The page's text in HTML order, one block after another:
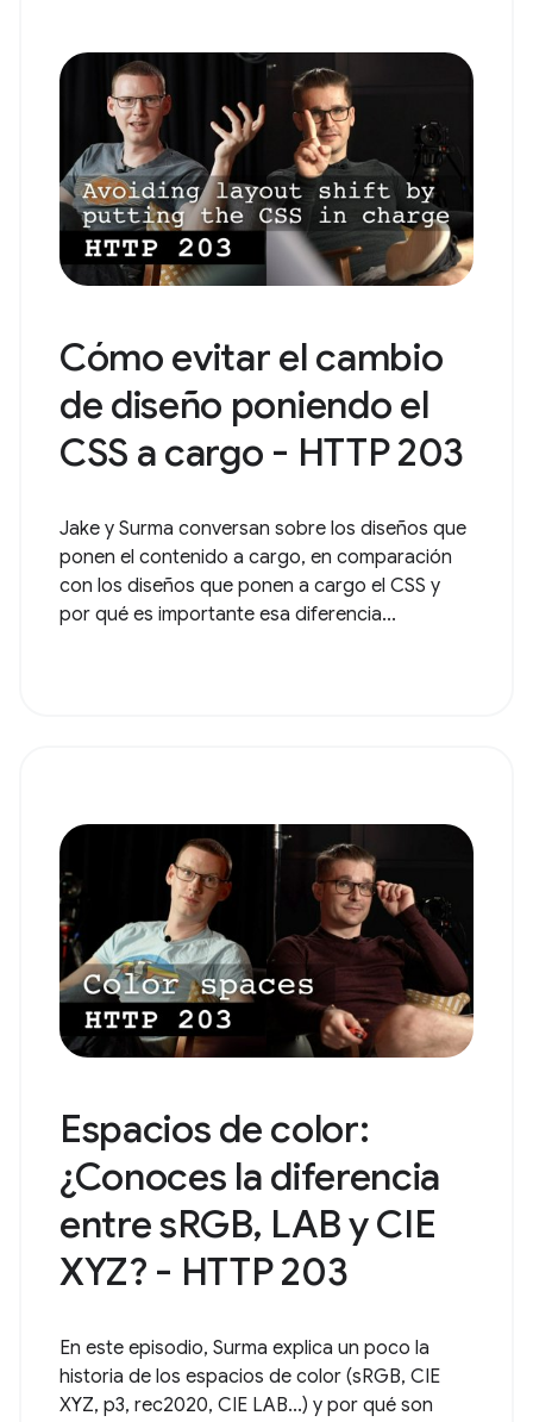
Cómo evitar el cambio
de diseño poniendo el
CSS a cargo - HTTP 203
Jake y Surma conversan sobre los diseños que
ponen el contenido a cargo, en comparación
con los diseños que ponen a cargo el CSS y
por qué es importante esa diferencia...
Espacios de color:
¿Conoces la diferencia
entre sRGB, LAB y CIE
XYZ? - HTTP 203
En este episodio, Surma explica un poco la
historia de los espacios de color (sRGB, CIE
XYZ, p3, rec2020, CIE LAB...) y por qué son